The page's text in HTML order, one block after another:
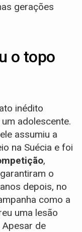
gerações
o topo
inédito
adolescente.
assumiu a
na Suécia e foi
,
o
depois, no
como a
uma lesão
de